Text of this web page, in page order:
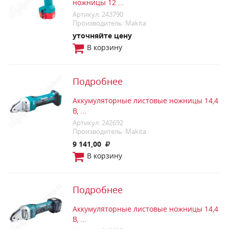
ножницы 12 ...
Артикул: 243790
Производитель: Makita
уточняйте цену
В корзину
Подробнее
Аккумуляторные листовые ножницы 14,4
В, ...
Артикул: 242692
Производитель: Makita
9 141,00
В корзину
Подробнее
Аккумуляторные листовые ножницы 14,4
В, ...